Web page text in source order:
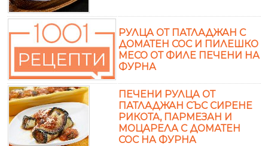
РУЛЦА ОТ ПАТЛАДЖАН С
ДОМАТЕН СОС И ПИЛЕШКО
МЕСО ОТ ФИЛЕ ПЕЧЕНИ НА
ФУРНА
ПЕЧЕНИ РУЛЦА ОТ
ПАТЛАДЖАН СЪС СИРЕНЕ
РИКОТА, ПАРМЕЗАН И
МОЦАРЕЛА С ДОМАТЕН
СОС НА ФУРНА